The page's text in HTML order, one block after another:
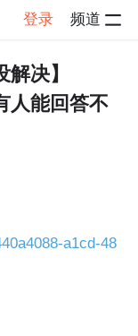
登录 频道
决】
人能回答不
a1cd-48